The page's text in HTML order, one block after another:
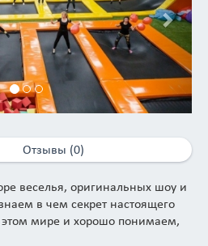
Отзывы (0)
веселья, оригинальных шоу и
в чем секрет настоящего
мире и хорошо понимаем,